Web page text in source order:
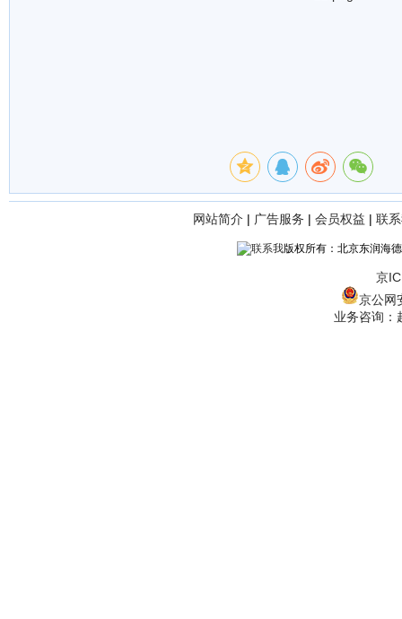
网站简介 | 广告服务 | 会员权益 | 联
版权所有：北京东润海
京
京公网
业务咨询：